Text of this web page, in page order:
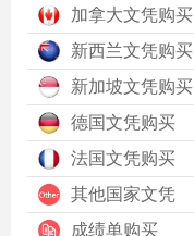
加拿大文凭购买
新西兰文凭购买
新加坡文凭购买
德国文凭购买
法国文凭购买
其他国家文凭
成绩单购买